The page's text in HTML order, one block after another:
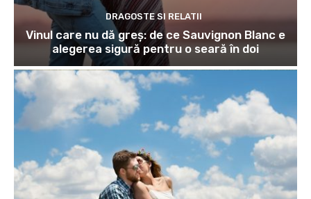
DRAGOSTE SI RELATII
Vinul care nu dă greș: de ce Sauvignon Blanc e
alegerea sigură pentru o seară în doi